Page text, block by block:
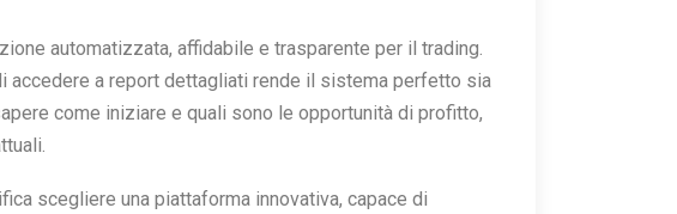
automatizzata, affidabile e trasparente per il trading.
a report dettagliati rende il sistema perfetto sia
come iniziare e quali sono le opportunità di profitto,
scegliere una piattaforma innovativa, capace di